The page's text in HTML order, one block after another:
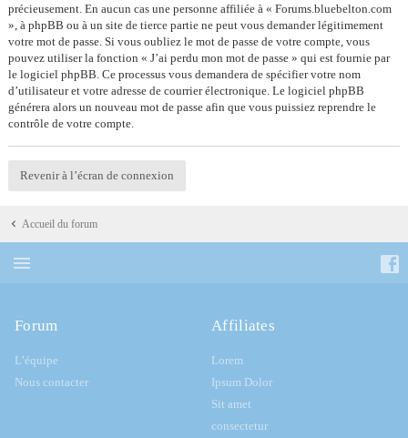
précieusement. En aucun cas une personne affiliée à « Forums.bluebelton.com
», à phpBB ou à un site de tierce partie ne peut vous demander légitimement
votre mot de passe. Si vous oubliez le mot de passe de votre compte, vous
pouvez utiliser la fonction « J’ai perdu mon mot de passe » qui est fournie par
le logiciel phpBB. Ce processus vous demandera de spécifier votre nom
d’utilisateur et votre adresse de courrier électronique. Le logiciel phpBB
générera alors un nouveau mot de passe afin que vous puissiez reprendre le
contrôle de votre compte.
Revenir à l’écran de connexion
Accueil du forum
Forum
L’équipe
Nous contacter
Affiliates
Lorem
Ipsum Dolor
Sit amet
consectetur